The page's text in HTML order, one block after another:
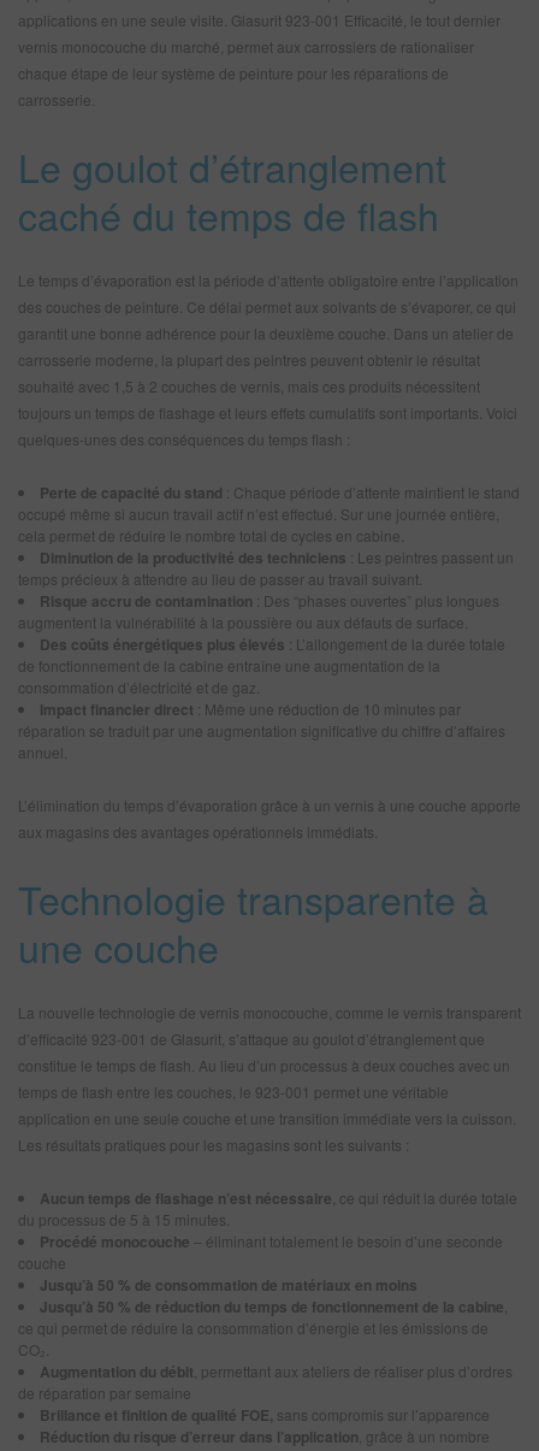
applications en une seule visite. Glasurit 923-001 Efficacité, le tout dernier
vernis monocouche du marché, permet aux carrossiers de rationaliser
chaque étape de leur système de peinture pour les réparations de
carrosserie.
Le goulot d’étranglement
caché du temps de flash
Le temps d’évaporation est la période d’attente obligatoire entre l’application
des couches de peinture. Ce délai permet aux solvants de s’évaporer, ce qui
garantit une bonne adhérence pour la deuxième couche. Dans un atelier de
carrosserie moderne, la plupart des peintres peuvent obtenir le résultat
souhaité avec 1,5 à 2 couches de vernis, mais ces produits nécessitent
toujours un temps de flashage et leurs effets cumulatifs sont importants. Voici
quelques-unes des conséquences du temps flash :
Perte de capacité du stand : Chaque période d’attente maintient le stand
occupé même si aucun travail actif n’est effectué. Sur une journée entière,
cela permet de réduire le nombre total de cycles en cabine.
Diminution de la productivité des techniciens : Les peintres passent un
temps précieux à attendre au lieu de passer au travail suivant.
Risque accru de contamination : Des “phases ouvertes” plus longues
augmentent la vulnérabilité à la poussière ou aux défauts de surface.
Des coûts énergétiques plus élevés : L’allongement de la durée totale
de fonctionnement de la cabine entraîne une augmentation de la
consommation d’électricité et de gaz.
Impact financier direct : Même une réduction de 10 minutes par
réparation se traduit par une augmentation significative du chiffre d’affaires
annuel.
L’élimination du temps d’évaporation grâce à un vernis à une couche apporte
aux magasins des avantages opérationnels immédiats.
Technologie transparente à
une couche
La nouvelle technologie de vernis monocouche, comme le vernis transparent
d’efficacité 923-001 de Glasurit, s’attaque au goulot d’étranglement que
constitue le temps de flash. Au lieu d’un processus à deux couches avec un
temps de flash entre les couches, le 923-001 permet une véritable
application en une seule couche et une transition immédiate vers la cuisson.
Les résultats pratiques pour les magasins sont les suivants :
Aucun temps de flashage n’est nécessaire , ce qui réduit la durée totale
du processus de 5 à 15 minutes.
Procédé monocouche – éliminant totalement le besoin d’une seconde
couche
Jusqu’à 50 % de consommation de matériaux en moins
Jusqu’à 50 % de réduction du temps de fonctionnement de la cabine
ce qui permet de réduire la consommation d’énergie et les émissions de
CO₂.
Augmentation du débit , permettant aux ateliers de réaliser plus d’ordres
de réparation par semaine
Brillance et finition de qualité FOE, sans compromis sur l’apparence
Réduction du risque d’erreur dans l’application , grâce à un nombre